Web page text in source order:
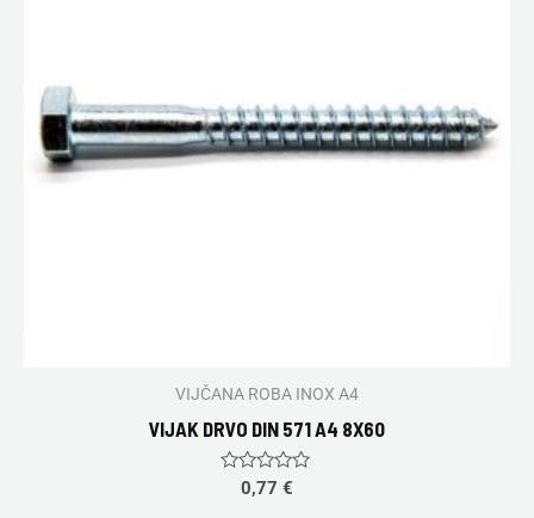
VIJČANA ROBA INOX A4
VIJAK DRVO DIN 571 A4 8X60
Rated
0,77 €